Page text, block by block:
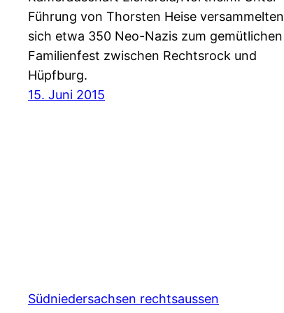
Führung von Thorsten Heise versammelten
sich etwa 350 Neo-Nazis zum gemütlichen
Familienfest zwischen Rechtsrock und
Hüpfburg.
15. Juni 2015
Südniedersachsen rechtsaussen